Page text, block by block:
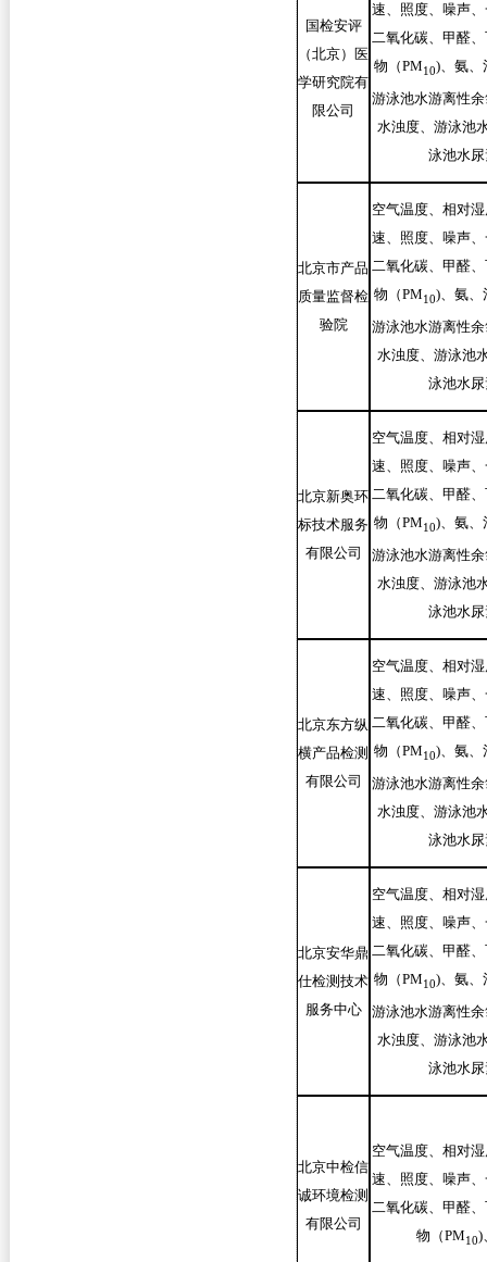
国检安评
（北京）医
学研究院有
限公司
速、照度、噪声
二氧化碳、甲醛
物（PM10)、氨、
游泳池水游离性
水浊度、游泳池
泳池水尿
北京市产品
质量监督检
验院
空气温度、相对
速、照度、噪声
二氧化碳、甲醛
物（PM10)、氨、
游泳池水游离性
水浊度、游泳池
泳池水尿
北京新奥环
标技术服务
有限公司
空气温度、相对
速、照度、噪声
二氧化碳、甲醛
物（PM10)、氨、
游泳池水游离性
水浊度、游泳池
泳池水尿
北京东方纵
横产品检测
有限公司
空气温度、相对
速、照度、噪声
二氧化碳、甲醛
物（PM10)、氨、
游泳池水游离性
水浊度、游泳池
泳池水尿
北京安华鼎
仕检测技术
服务中心
空气温度、相对
速、照度、噪声
二氧化碳、甲醛
物（PM10)、氨、
游泳池水游离性
水浊度、游泳池
泳池水尿
北京中检信
诚环境检测
有限公司
空气温度、相对
速、照度、噪声
二氧化碳、甲醛
物（PM10)